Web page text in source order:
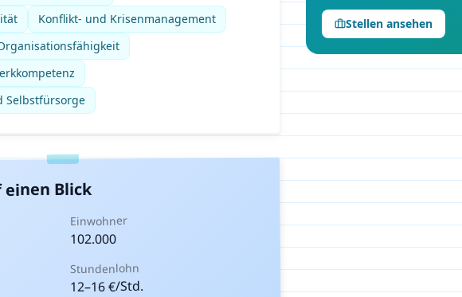
Konflikt- und Krisenmanagement
Selbstfürsorge
einen Blick
Einwohner
102.000
Stundenlohn
12–16€/Std.
Stellen ansehen